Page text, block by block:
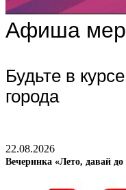
Афиша
Будьте в
города
22.08.2026
Вечеринка «Лето, давай